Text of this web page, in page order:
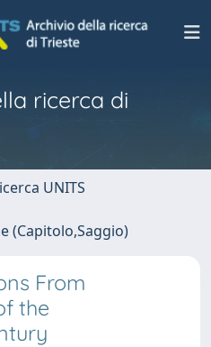
ricerca di
UNITS
(Capitolo,Saggio)
From
the